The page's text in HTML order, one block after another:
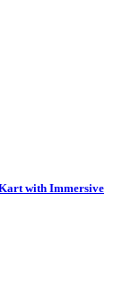
with Immersive